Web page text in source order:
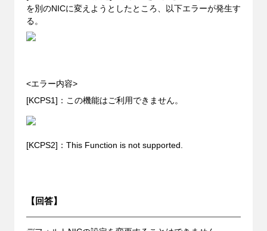
を別のNICに変えようとしたところ、以下エラーが発生す
る。
<エラー内容>
[KCPS1]：この機能はご利用できません。
[KCPS2]：This Function is not supported.
【回答】